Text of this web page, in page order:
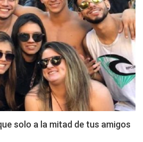
solo a la mitad de tus amigos